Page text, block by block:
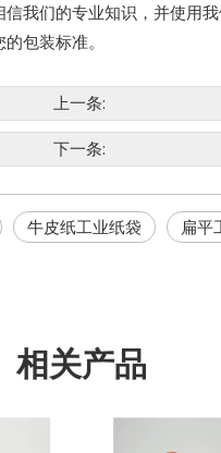
信我们的专业知识，并使用
包装标准。
上一条:
下一条:
牛皮纸工业纸袋
扁平
相关产品